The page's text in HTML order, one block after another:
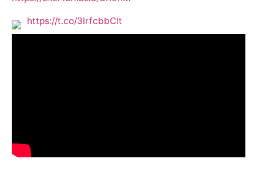
https://t.co/3IrfcbbClt